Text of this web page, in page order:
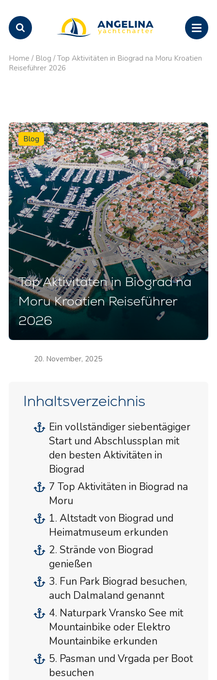
Home / Blog / Top Aktivitäten in Biograd na Moru Kroatien
Reiseführer 2026
Blog
Top Aktivitäten in Biograd na
Moru Kroatien Reiseführer
2026
20. November, 2025
Inhaltsverzeichnis
Ein vollständiger siebentägiger
Start und Abschlussplan mit
den besten Aktivitäten in
Biograd
7 Top Aktivitäten in Biograd na
Moru
1. Altstadt von Biograd und
Heimatmuseum erkunden
2. Strände von Biograd
genießen
3. Fun Park Biograd besuchen,
auch Dalmaland genannt
4. Naturpark Vransko See mit
Mountainbike oder Elektro
Mountainbike erkunden
5. Pasman und Vrgada per Boot
besuchen